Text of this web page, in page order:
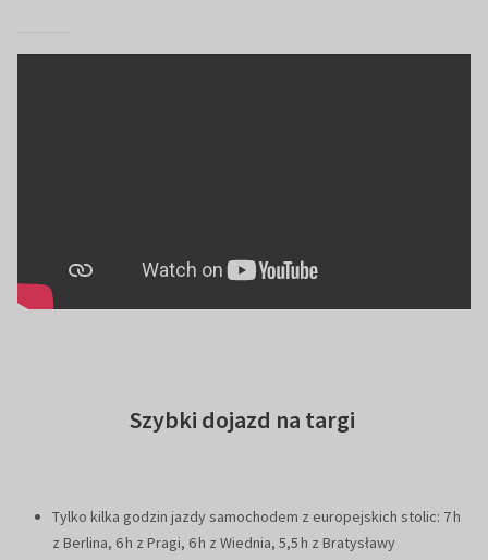
Szybki dojazd na targi
Tylko kilka godzin jazdy samochodem z europejskich stolic: 7 h
z Berlina, 6 h z Pragi, 6 h z Wiednia, 5,5 h z Bratysławy